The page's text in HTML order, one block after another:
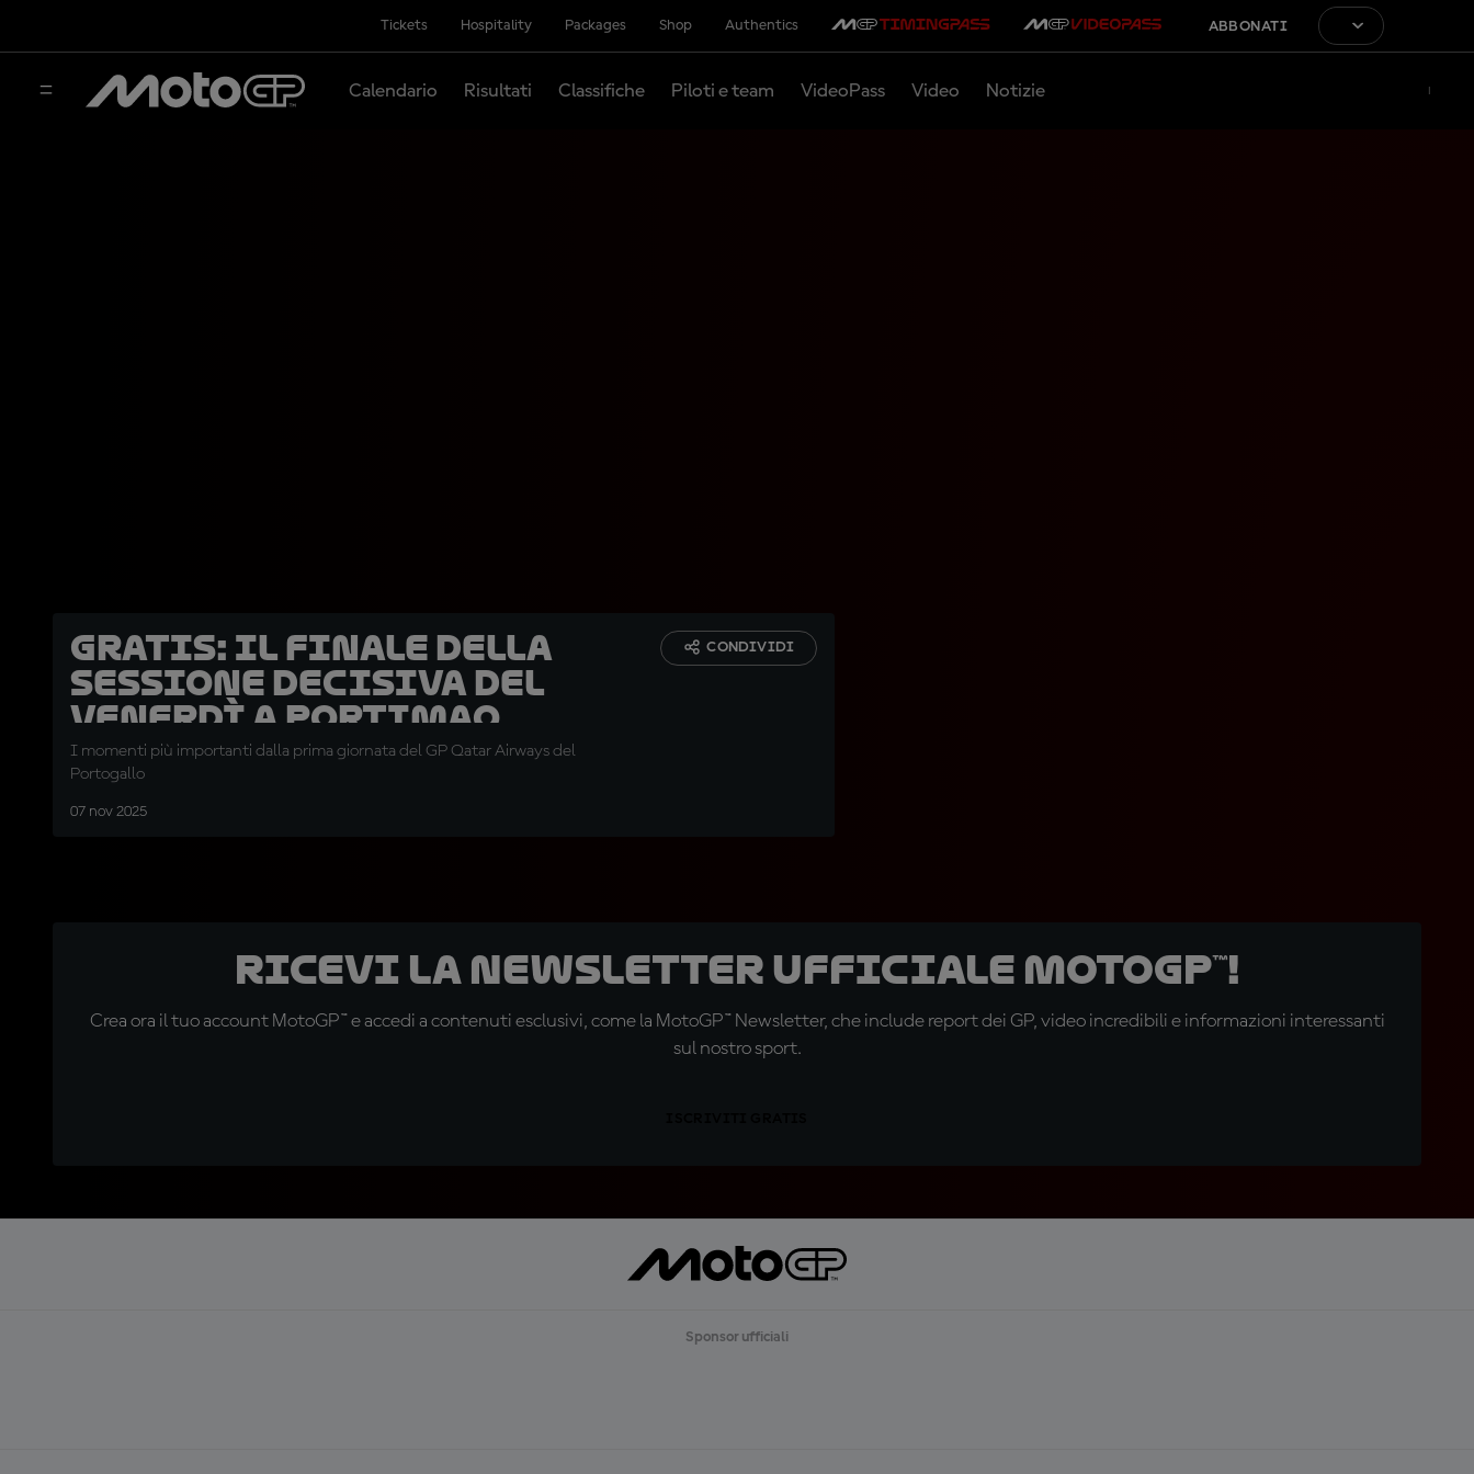
Tickets Hospitality Packages Shop Authentics ABBONATI
Calendario Risultati Classifiche Piloti e team VideoPass Video Notizie
GRATIS: il finale della
sessione decisiva del
venerdì a Portimao
I momenti più importanti dalla prima giornata del GP Qatar Airways del
Portogallo
07 nov 2025
CONDIVIDI
Ricevi la newsletter ufficiale MotoGP™!
Crea ora il tuo account MotoGP™ e accedi a contenuti esclusivi, come la MotoGP™ Newsletter, che include report dei GP, video incredibili e informazioni interessanti
sul nostro sport.
Sponsor ufficiali